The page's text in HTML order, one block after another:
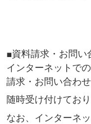
■資料請求・お問い
インターネットで
請求・ お問い合わ
随時受け付けており
なお、インターネ